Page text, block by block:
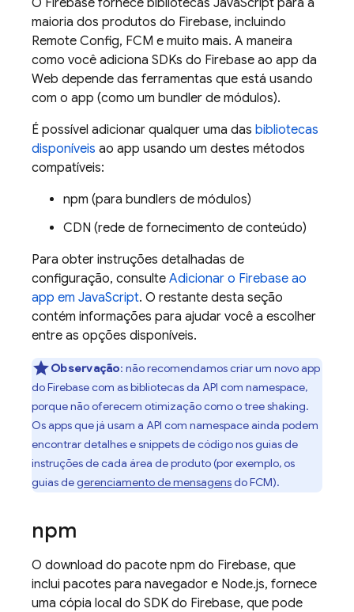
O Firebase fornece bibliotecas JavaScript para a
maioria dos produtos do Firebase, incluindo
Remote Config, FCM e muito mais. A maneira
como você adiciona SDKs do Firebase ao app da
Web depende das ferramentas que está usando
com o app (como um bundler de módulos).
É possível adicionar qualquer uma das bibliotecas
disponíveis ao app usando um destes métodos
compatíveis:
npm (para bundlers de módulos)
CDN (rede de fornecimento de conteúdo)
Para obter instruções detalhadas de
configuração, consulte Adicionar o Firebase ao
app em JavaScript. O restante desta seção
contém informações para ajudar você a escolher
entre as opções disponíveis.
Observação: não recomendamos criar um novo app
do Firebase com as bibliotecas da API com namespace,
porque não oferecem otimização como o tree shaking.
Os apps que já usam a API com namespace ainda podem
encontrar detalhes e snippets de código nos guias de
instruções de cada área de produto (por exemplo, os
guias degerenciamento de mensagensdoFCM).
npm
O download do pacote npm do Firebase, que
inclui pacotes para navegador e Node.js, fornece
uma cópia local do SDK do Firebase, que pode